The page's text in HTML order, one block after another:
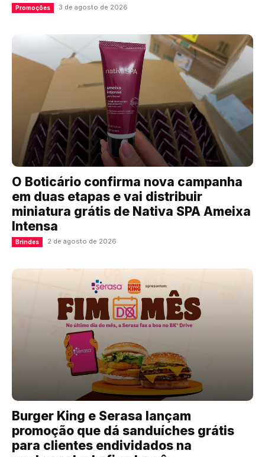
Promoções 3 de agosto de 2026
O Boticário confirma nova campanha
em duas etapas e vai distribuir
miniatura grátis de Nativa SPA Ameixa
Intensa
Brindes 2 de agosto de 2026
Burger King e Serasa lançam
promoção que dá sanduíches grátis
para clientes endividados na